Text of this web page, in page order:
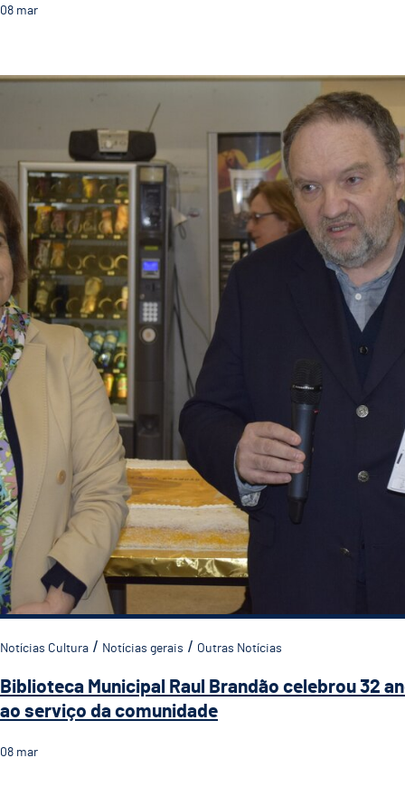
08 mar
Biblioteca Municipal Raul Brandão celebrou 32 anos
Notícias Cultura Notícias gerais Outras Notícias
Biblioteca Municipal Raul Brandão celebrou 32
ao serviço da comunidade
08 mar